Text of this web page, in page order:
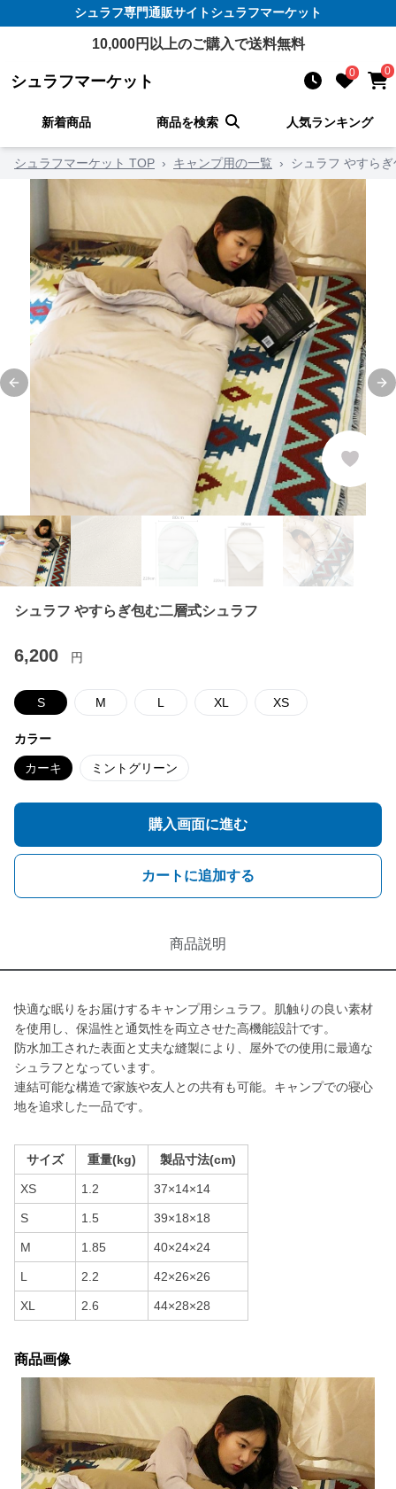
シュラフ専門通販サイトシュラフマーケット
10,000円以上のご購入で送料無料
シュラフマーケット 0 0
新着商品 商品を検索 人気ランキング
シュラフマーケット TOP › キャンプ用の一覧 › シュラフ やすら
Previous slide
シュラフ やすらぎ包む二層式シュラフ
6,200 円
S M L XL XS
カラー
カーキ ミントグリーン
購入画面に進む
カートに追加する
商品説明
快適な眠りをお届けするキャンプ用シュラフ。肌触りの良い素材
を使用し、保温性と通気性を両立させた高機能設計です。
防水加工された表面と丈夫な縫製により、屋外での使用に最適な
シュラフとなっています。
連結可能な構造で家族や友人との共有も可能。キャンプでの寝心
地を追求した一品です。
サイズ 重量(kg) 製品寸法(cm)
XS 1.2 37×14×14
S 1.5 39×18×18
M 1.85 40×24×24
L 2.2 42×26×26
XL 2.6 44×28×28
商品画像